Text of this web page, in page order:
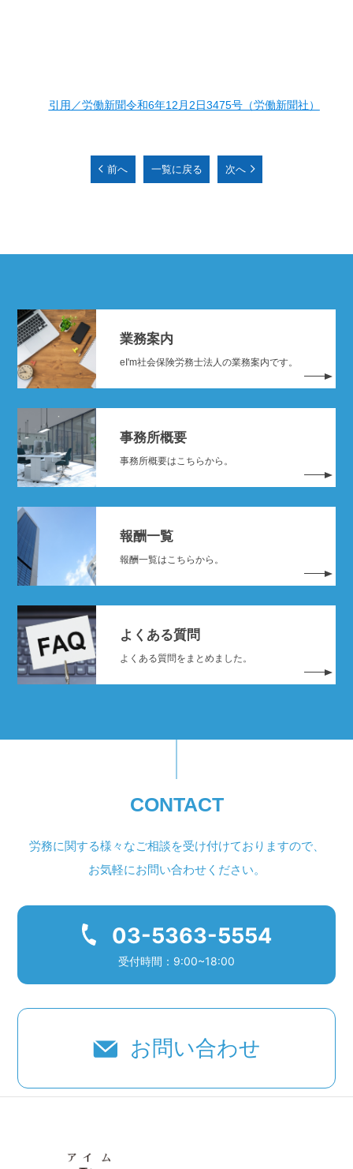
引用／労働新聞令和6年12月2日3475号（労働新聞社）
前へ 一覧に戻る 次へ
業務案内
eI'm社会保険労務士法人の業務案内です。
事務所概要
事務所概要はこちらから。
報酬一覧
報酬一覧はこちらから。
よくある質問
よくある質問をまとめました。
CONTACT
労務に関する様々なご相談を受け付けておりますので、
お気軽にお問い合わせください。
03-5363-5554
受付時間：9:00~18:00
お問い合わせ